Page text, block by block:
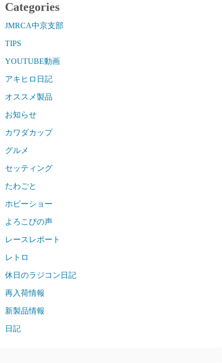
Categories
JMRCA中京支部
TIPS
YOUTUBE動画
アキヒロ日記
オススメ製品
お知らせ
カワダカップ
グルメ
セッティング
たわごと
ホビーショー
よろこびの声
レースレポート
レトロ
休日のラジコン日記
再入荷情報
新製品情報
日記